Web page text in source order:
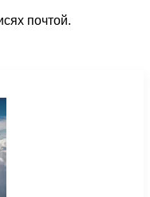
почтой.